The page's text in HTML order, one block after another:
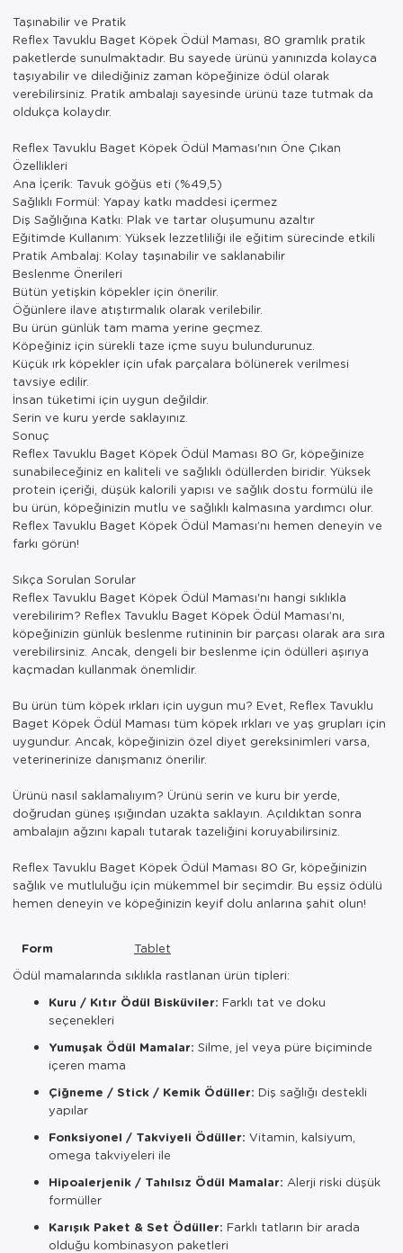
Taşınabilir ve Pratik
Reflex Tavuklu Baget Köpek Ödül Maması, 80 gramlık pratik
paketlerde sunulmaktadır. Bu sayede ürünü yanınızda kolayca
taşıyabilir ve dilediğiniz zaman köpeğinize ödül olarak
verebilirsiniz. Pratik ambalajı sayesinde ürünü taze tutmak da
oldukça kolaydır.
Reflex Tavuklu Baget Köpek Ödül Maması'nın Öne Çıkan
Özellikleri
Ana İçerik: Tavuk göğüs eti (%49,5)
Sağlıklı Formül: Yapay katkı maddesi içermez
Diş Sağlığına Katkı: Plak ve tartar oluşumunu azaltır
Eğitimde Kullanım: Yüksek lezzetliliği ile eğitim sürecinde etkili
Pratik Ambalaj: Kolay taşınabilir ve saklanabilir
Beslenme Önerileri
Bütün yetişkin köpekler için önerilir.
Öğünlere ilave atıştırmalık olarak verilebilir.
Bu ürün günlük tam mama yerine geçmez.
Köpeğiniz için sürekli taze içme suyu bulundurunuz.
Küçük ırk köpekler için ufak parçalara bölünerek verilmesi
tavsiye edilir.
İnsan tüketimi için uygun değildir.
Serin ve kuru yerde saklayınız.
Sonuç
Reflex Tavuklu Baget Köpek Ödül Maması 80 Gr, köpeğinize
sunabileceğiniz en kaliteli ve sağlıklı ödüllerden biridir. Yüksek
protein içeriği, düşük kalorili yapısı ve sağlık dostu formülü ile
bu ürün, köpeğinizin mutlu ve sağlıklı kalmasına yardımcı olur.
Reflex Tavuklu Baget Köpek Ödül Maması’nı hemen deneyin ve
farkı görün!
Sıkça Sorulan Sorular
Reflex Tavuklu Baget Köpek Ödül Maması'nı hangi sıklıkla
verebilirim? Reflex Tavuklu Baget Köpek Ödül Maması’nı,
köpeğinizin günlük beslenme rutininin bir parçası olarak ara sıra
verebilirsiniz. Ancak, dengeli bir beslenme için ödülleri aşırıya
kaçmadan kullanmak önemlidir.
Bu ürün tüm köpek ırkları için uygun mu? Evet, Reflex Tavuklu
Baget Köpek Ödül Maması tüm köpek ırkları ve yaş grupları için
uygundur. Ancak, köpeğinizin özel diyet gereksinimleri varsa,
veterinerinize danışmanız önerilir.
Ürünü nasıl saklamalıyım? Ürünü serin ve kuru bir yerde,
doğrudan güneş ışığından uzakta saklayın. Açıldıktan sonra
ambalajın ağzını kapalı tutarak tazeliğini koruyabilirsiniz.
Reflex Tavuklu Baget Köpek Ödül Maması 80 Gr, köpeğinizin
sağlık ve mutluluğu için mükemmel bir seçimdir. Bu eşsiz ödülü
hemen deneyin ve köpeğinizin keyif dolu anlarına şahit olun!
Form
Tablet
Ödül mamalarında sıklıkla rastlanan ürün tipleri:
Kuru / Kıtır Ödül Bisküviler: Farklı tat ve doku
seçenekleri
Yumuşak Ödül Mamalar: Silme, jel veya püre biçiminde
içeren mama
Çiğneme / Stick / Kemik Ödüller: Diş sağlığı destekli
yapılar
Fonksiyonel / Takviyeli Ödüller: Vitamin, kalsiyum,
omega takviyeleri ile
Hipoalerjenik / Tahılsız Ödül Mamalar: Alerji riski düşük
formüller
Karışık Paket & Set Ödüller: Farklı tatların bir arada
olduğu kombinasyon paketleri